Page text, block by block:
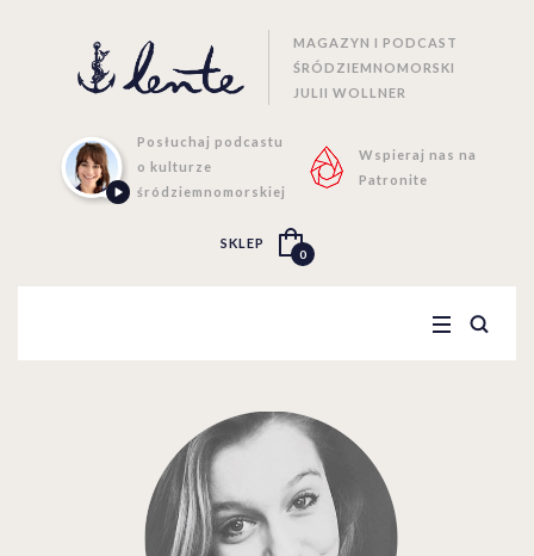
MAGAZYN I PODCAST
ŚRÓDZIEMNOMORSKI
JULII WOLLNER
Posłuchaj podcastu
o kulturze
śródziemnomorskiej
Wspieraj nas na
Patronite
SKLEP
0